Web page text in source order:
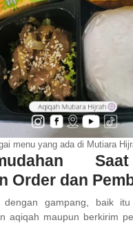
menu yang ada di Mutiara
Order dan
dengan gampang, baik
aqiqah maupun berkirim